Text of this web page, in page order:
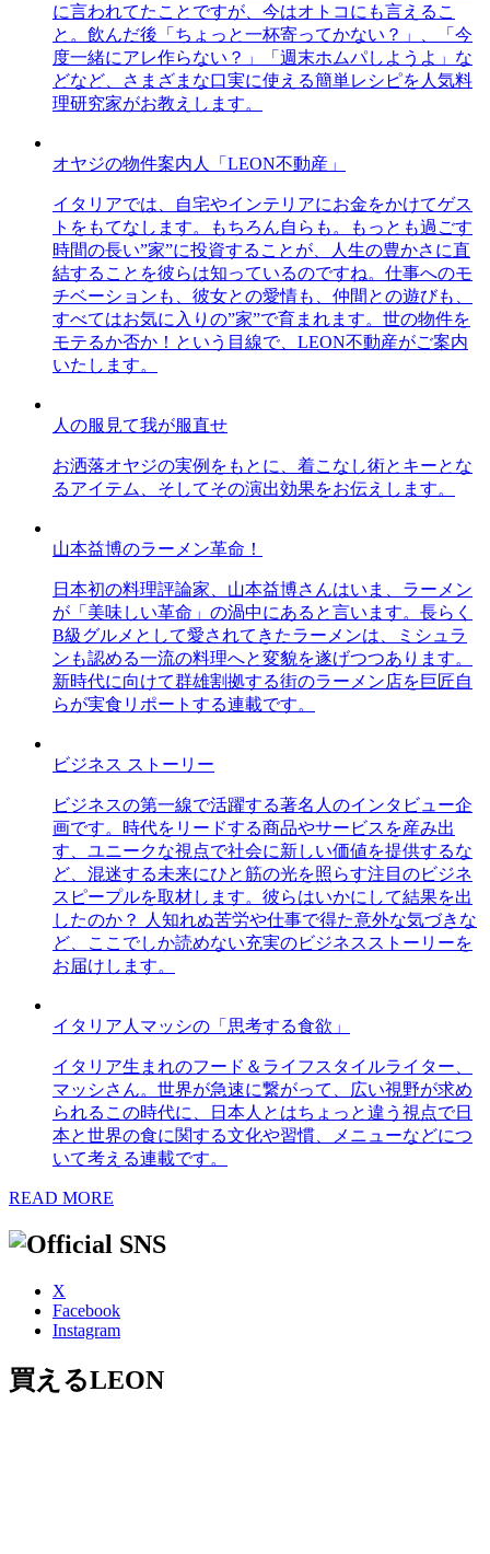
に言われてたことですが、今はオトコにも言えるこ
と。飲んだ後「ちょっと一杯寄ってかない？」、「今
度一緒にアレ作らない？」「週末ホムパしようよ」な
どなど、さまざまな口実に使える簡単レシピを人気料
理研究家がお教えします。
オヤジの物件案内人「LEON不動産」
イタリアでは、自宅やインテリアにお金をかけてゲス
トをもてなします。もちろん自らも。もっとも過ごす
時間の長い”家”に投資することが、人生の豊かさに直
結することを彼らは知っているのですね。仕事へのモ
チベーションも、彼女との愛情も、仲間との遊びも、
すべてはお気に入りの”家”で育まれます。世の物件を
モテるか否か！という目線で、LEON不動産がご案内
いたします。
人の服見て我が服直せ
お洒落オヤジの実例をもとに、着こなし術とキーとな
るアイテム、そしてその演出効果をお伝えします。
山本益博のラーメン革命！
日本初の料理評論家、山本益博さんはいま、ラーメン
が「美味しい革命」の渦中にあると言います。長らく
B級グルメとして愛されてきたラーメンは、ミシュラ
ンも認める一流の料理へと変貌を遂げつつあります。
新時代に向けて群雄割拠する街のラーメン店を巨匠自
らが実食リポートする連載です。
ビジネス ストーリー
ビジネスの第一線で活躍する著名人のインタビュー企
画です。時代をリードする商品やサービスを産み出
す、ユニークな視点で社会に新しい価値を提供するな
ど、混迷する未来にひと筋の光を照らす注目のビジネ
スピープルを取材します。彼らはいかにして結果を出
したのか？ 人知れぬ苦労や仕事で得た意外な気づきな
ど、ここでしか読めない充実のビジネスストーリーを
お届けします。
イタリア人マッシの「思考する食欲」
イタリア生まれのフード＆ライフスタイルライター、
マッシさん。世界が急速に繋がって、広い視野が求め
られるこの時代に、日本人とはちょっと違う視点で日
本と世界の食に関する文化や習慣、メニューなどにつ
いて考える連載です。
READ MORE
X
Facebook
Instagram
買えるLEON